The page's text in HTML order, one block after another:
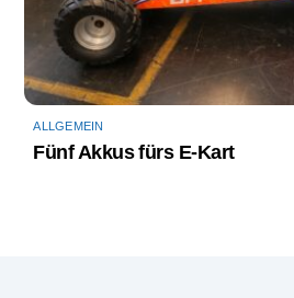
ALLGEMEIN
Fünf Akkus fürs E-Kart